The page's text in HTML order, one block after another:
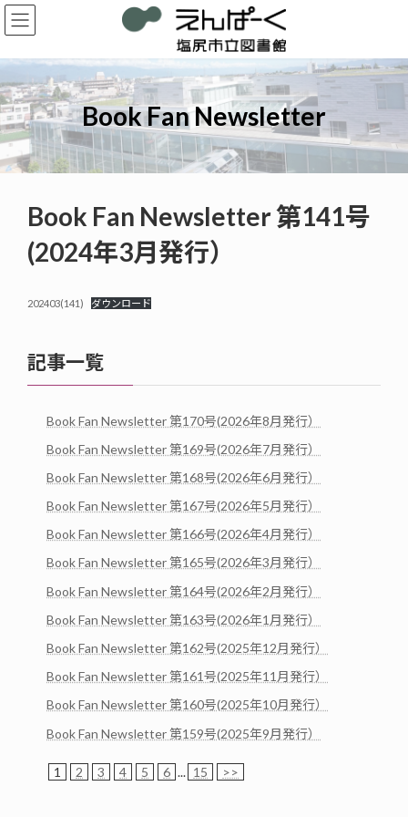
コ
ン
ン
ツ
へ
ス
キ
ッ
プ
ナ
ビ
ー
シ
ョ
ン
に
移
動
Book Fan Newsletter
Book Fan Newsletter 第141号
(2024年3月発行）
202403(141) ダウンロード
記事一覧
Book Fan Newsletter 第170号(2026年8月発行）
Book Fan Newsletter 第169号(2026年7月発行）
Book Fan Newsletter 第168号(2026年6月発行）
Book Fan Newsletter 第167号(2026年5月発行）
Book Fan Newsletter 第166号(2026年4月発行）
Book Fan Newsletter 第165号(2026年3月発行）
Book Fan Newsletter 第164号(2026年2月発行）
Book Fan Newsletter 第163号(2026年1月発行）
Book Fan Newsletter 第162号(2025年12月発行）
Book Fan Newsletter 第161号(2025年11月発行）
Book Fan Newsletter 第160号(2025年10月発行）
Book Fan Newsletter 第159号(2025年9月発行）
1 2 3 4 5 6 ... 15 >>